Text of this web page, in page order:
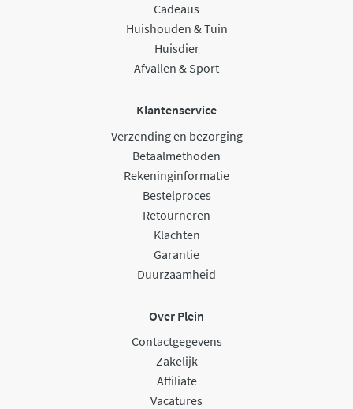
Cadeaus
Huishouden & Tuin
Huisdier
Afvallen & Sport
Klantenservice
Verzending en bezorging
Betaalmethoden
Rekeninginformatie
Bestelproces
Retourneren
Klachten
Garantie
Duurzaamheid
Over Plein
Contactgegevens
Zakelijk
Affiliate
Vacatures